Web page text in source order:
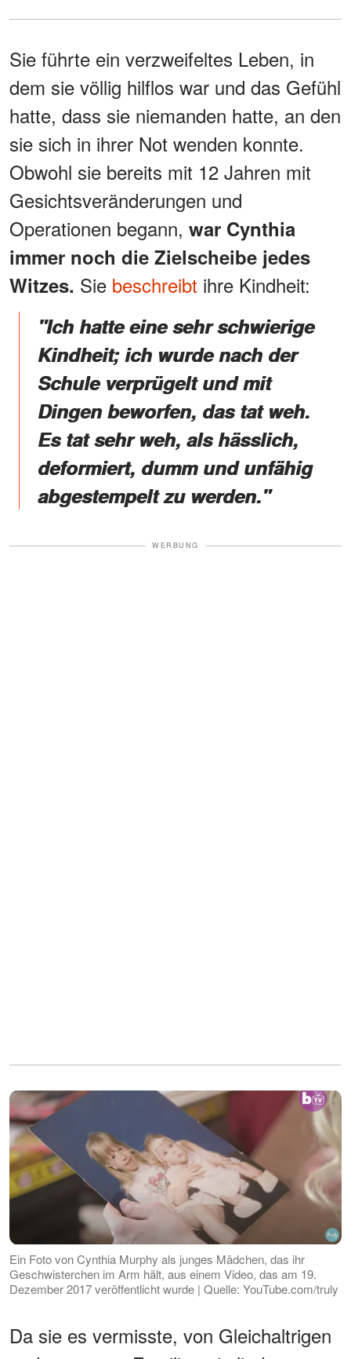
Sie führte ein verzweifeltes Leben, in
dem sie völlig hilflos war und das Gefühl
hatte, dass sie niemanden hatte, an den
sie sich in ihrer Not wenden konnte.
Obwohl sie bereits mit 12 Jahren mit
Gesichtsveränderungen und
Operationen begann, war Cynthia
immer noch die Zielscheibe jedes
Witzes. Sie beschreibt ihre Kindheit:
"Ich hatte eine sehr schwierige
Kindheit; ich wurde nach der
Schule verprügelt und mit
Dingen beworfen, das tat weh.
Es tat sehr weh, als hässlich,
deformiert, dumm und unfähig
abgestempelt zu werden."
WERBUNG
Ein Foto von Cynthia Murphy als junges Mädchen, das ihr
Geschwisterchen im Arm hält, aus einem Video, das am 19.
Dezember 2017 veröffentlicht wurde | Quelle: YouTube.com/truly
Da sie es vermisste, von Gleichaltrigen